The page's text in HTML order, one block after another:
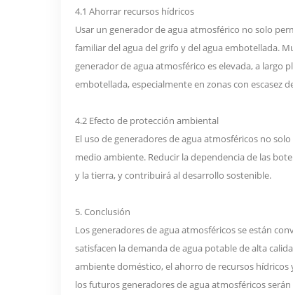
4.1 Ahorrar recursos hídricos
Usar un generador de agua atmosférico no solo
familiar del agua del grifo y del agua embotellada.
generador de agua atmosférico es elevada, a largo
embotellada, especialmente en zonas con escasez
4.2 Efecto de protección ambiental
El uso de generadores de agua atmosféricos no
medio ambiente. Reducir la dependencia de las
y la tierra, y contribuirá al desarrollo sostenible.
5. Conclusión
Los generadores de agua atmosféricos se están
satisfacen la demanda de agua potable de alta
ambiente doméstico, el ahorro de recursos
los futuros generadores de agua atmosféricos